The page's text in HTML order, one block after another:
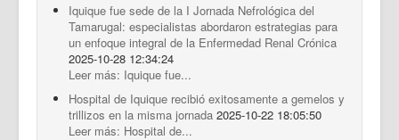
Iquique fue sede de la I Jornada Nefrológica del
Tamarugal: especialistas abordaron estrategias para
un enfoque integral de la Enfermedad Renal Crónica
2025-10-28 12:34:24
Leer más: Iquique fue...
Hospital de Iquique recibió exitosamente a gemelos y
trillizos en la misma jornada 2025-10-22 18:05:50
Leer más: Hospital de...